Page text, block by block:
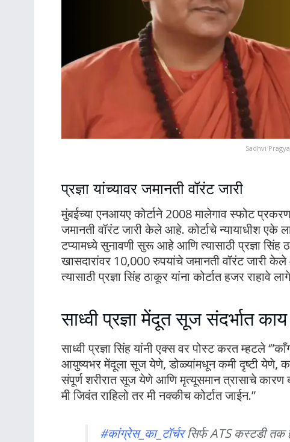
Sadhvi
प्रज्ञा यांच्यावर जमानती वॉरंट जारी
मुंबईच्या एनआयए कोर्टाने 2008 मालेगाव स्फोट
जमानती वॉरंट जारी केले आहे. कोर्टाचे न्यायाधीश एके
टप्यामध्ये सुनावणी सुरू आहे आणि त्यासाठी प्रज्ञा
खासदारांवर 10,000 रुपयांचे जमानती वॉरंट जारी
त्यासाठी प्रज्ञा सिंह ठाकूर यांना कोर्टात हजर राहावे
साध्वी प्रज्ञा मेंदूत सूज संदर्भात काय
साध्वी प्रज्ञा सिंह यांनी एक्स वर पोस्ट करत म्हटले
आयुष्यभर मेंदूला सूज येणे, डोळ्यांमधून कमी दृष्टी येणे,
संपूर्ण शरीरात सूज येणे आणि मृत्यूसमान त्रासाचे
मी जिवंत राहिलो तर मी नक्कीच कोर्टात जाईन.”
#कांग्रेस_का_टॉर्चरसिर्फ ATS कस्टडी तक